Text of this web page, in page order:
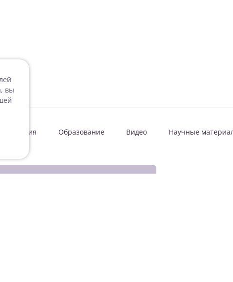
вы
Образование Видео Научные
на рассылку